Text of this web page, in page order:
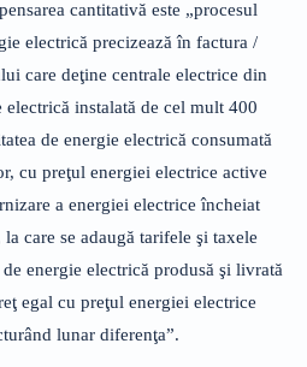
cantitativă este „procesul
electrică precizează în factura /
care deţine centrale electrice din
electrică instalată de cel mult 400
de energie electrică consumată
cu preţul energiei electrice active
a energiei electrice încheiat
care se adaugă tarifele şi taxele
energie electrică produsă şi livrată
egal cu preţul energiei electrice
lunar diferenţa”.